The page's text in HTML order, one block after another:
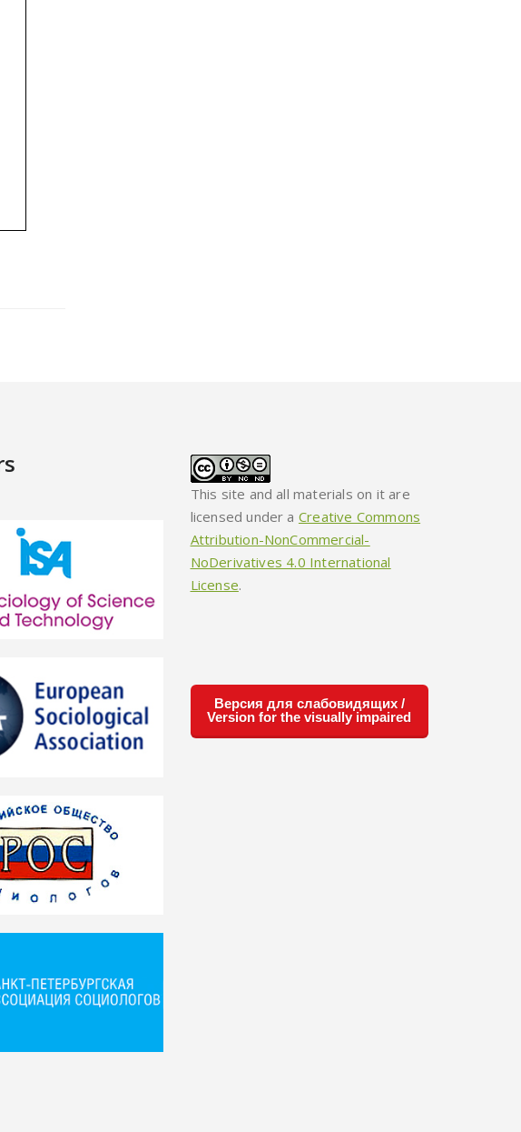
This site and all materials on it are
licensed under a Creative Commons
Attribution-NonCommercial-
NoDerivatives 4.0 International
License.
Версия для слабовидящих /
Version for the visually impaired